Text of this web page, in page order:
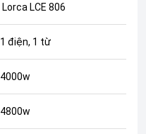
Lorca LCE 806
1 điện, 1 từ
4000w
4800w